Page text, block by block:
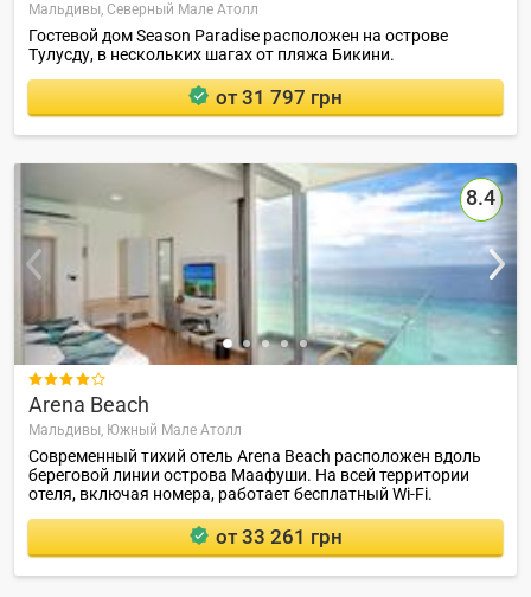
Мальдивы, Северный Мале Атолл
Гостевой дом Season Paradise расположен на острове
Тулусду, в нескольких шагах от пляжа Бикини.
от 31 797 грн
8.4

Arena Beach
Мальдивы, Южный Мале Атолл
Современный тихий отель Arena Beach расположен вдоль
береговой линии острова Маафуши. На всей территории
отеля, включая номера, работает бесплатный Wi-Fi.
от 33 261 грн